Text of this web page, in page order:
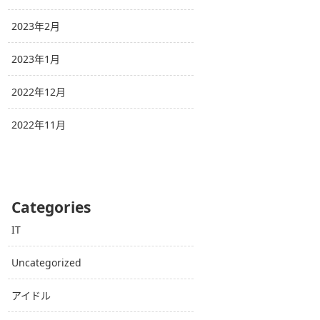
2023年2月
2023年1月
2022年12月
2022年11月
Categories
IT
Uncategorized
アイドル